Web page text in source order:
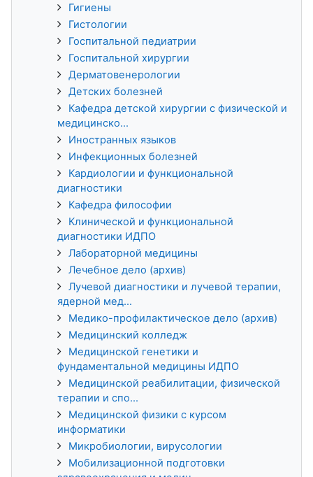
Гигиены
Гистологии
Госпитальной педиатрии
Госпитальной хирургии
Дерматовенерологии
Детских болезней
Кафедра детской хирургии с физической и
медицинско...
Иностранных языков
Инфекционных болезней
Кардиологии и функциональной
диагностики
Кафедра философии
Клинической и функциональной
диагностики ИДПО
Лабораторной медицины
Лечебное дело (архив)
Лучевой диагностики и лучевой терапии,
ядерной мед...
Медико-профилактическое дело (архив)
Медицинский колледж
Медицинской генетики и
фундаментальной медицины ИДПО
Медицинской реабилитации, физической
терапии и спо...
Медицинской физики с курсом
информатики
Микробиологии, вирусологии
Мобилизационной подготовки